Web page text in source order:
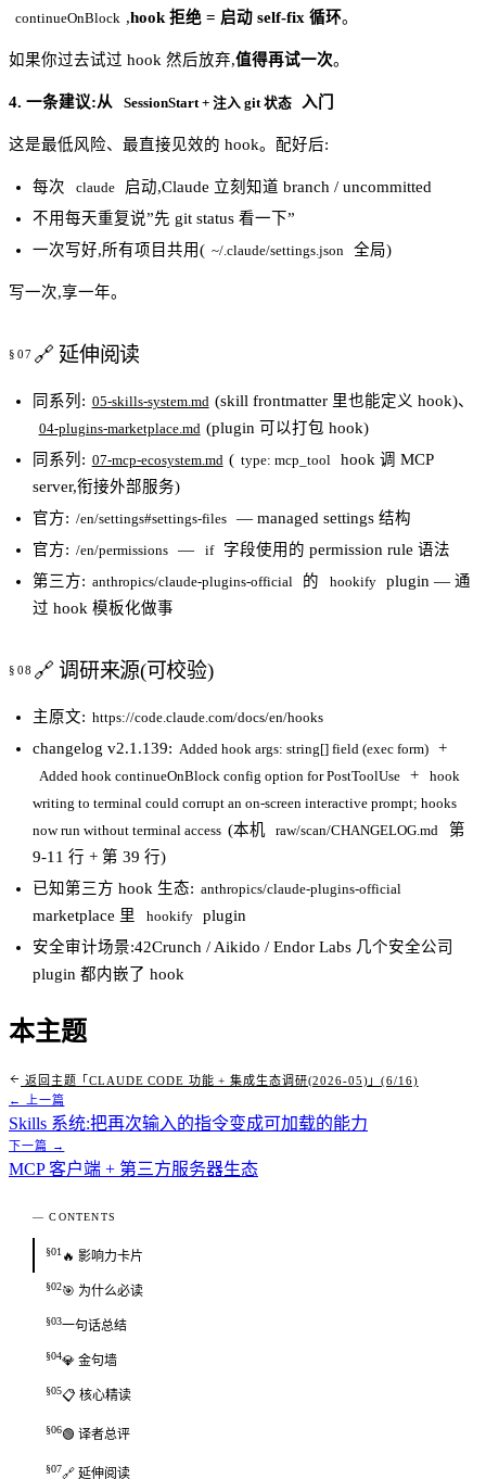
continueOnBlock ,hook 拒绝 = 启动 self-fix 循环。
如果你过去试过 hook 然后放弃,值得再试一次。
4. 一条建议:从 SessionStart + 注入 git 状态 入门
这是最低风险、最直接见效的 hook。配好后:
每次 claude
启动,Claude 立刻知道 branch / uncommitted
不用每天重复说”先 git status 看一下”
一次写好,所有项目共用( ~/.claude/settings.json 全局)
写一次,享一年。
🔗 延伸阅读
同系列: 05-skills-system.md (skill frontmatter 里也能定义 hook)、
04-plugins-marketplace.md (plugin 可以打包 hook)
同系列: 07-mcp-ecosystem.md ( type: mcp_tool
hook 调 MCP
server,衔接外部服务)
官方: /en/settings#settings-files
— managed settings 结构
官方: /en/permissions — if
字段使用的 permission rule 语法
第三方: anthropics/claude-plugins-official 的 hookify
plugin — 通
过 hook 模板化做事
🔗 调研来源(可校验)
主原文: https://code.claude.com/docs/en/hooks
changelog v2.1.139: Added hook args: string[] field (exec form) +
Added hook continueOnBlock config option for PostToolUse +
hook
writing to terminal could corrupt an on-screen interactive prompt; hooks
now run without terminal access (本机 raw/scan/CHANGELOG.md
第
9-11 行 + 第 39 行)
已知第三方 hook 生态: anthropics/claude-plugins-official
marketplace 里 hookify
plugin
安全审计场景:42Crunch / Aikido / Endor Labs 几个安全公司
plugin 都内嵌了 hook
本主题
返回主题「CLAUDE CODE 功能 + 集成生态调研(2026-05)」(6/16)
← 上一篇
Skills 系统:把再次输入的指令变成可加载的能力
下一篇 →
MCP 客户端 + 第三方服务器生态
— CONTENTS
§01 🔥 影响力卡片
§02🎯 为什么必读
§03一句话总结
§04💎 金句墙
§05📋 核心精读
§06🟢 译者总评
§07🔗 延伸阅读